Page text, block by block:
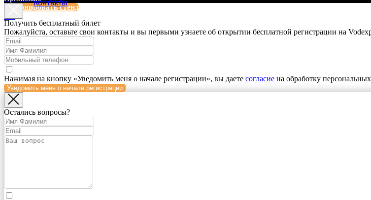
Забронировать стенд
EN
Контакты
Получить бесплатный билет
Пожалуйста, оставьте свои контакты и вы первыми узнаете об открытии бесплатной регистрации на
Нажимая на кнопку «Уведомить меня о начале регистрации», вы даете согласие на обработку
Уведомить меня о начале регистрации
Остались вопросы?